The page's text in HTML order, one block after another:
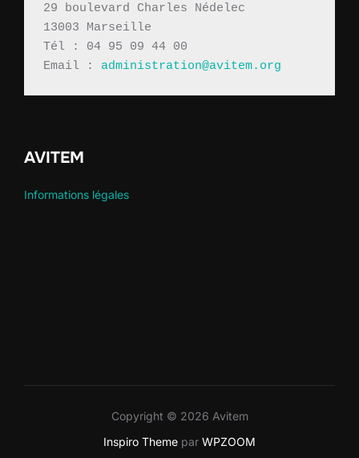
29 boulevard Charles Nédelec
13003 Marseille
Tél : 04 95 09 44 00
Email : administration@avitem.org
AVITEM
Informations légales
Copyright © 2026 Avitem
Inspiro Theme par WPZOOM